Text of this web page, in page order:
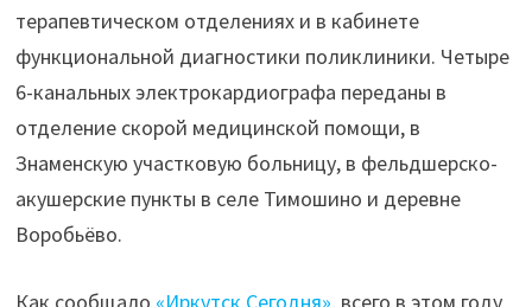
терапевтическом отделениях и в кабинете
функциональной диагностики поликлиники. Четыре
6-канальных электрокардиографа переданы в
отделение скорой медицинской помощи, в
Знаменскую участковую больницу, в фельдшерско-
акушерские пункты в селе Тимошино и деревне
Воробьёво.